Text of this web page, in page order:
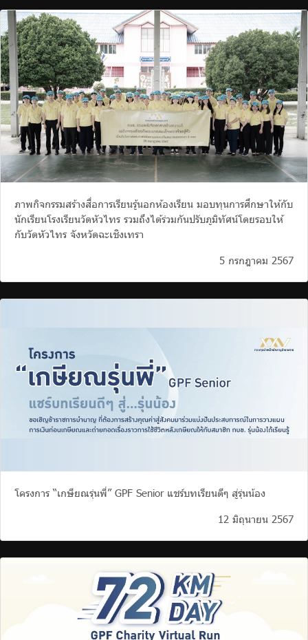
ภาพกิจกรรมสร้างสื่อการเรียนรู้นอกห้องเรียน มอบทุนการศึกษาให้กับ
นักเรียนโรงเรียนวัดหัวไทร รวมถึงได้ร่วมกันปรับภูมิทัศน์โดยรอบให้
กับวัดหัวไทร จังหวัดฉะเชิงเทรา
5 กรกฎาคม 2567
โครงการ “เกษียณรุ่นพี่” GPF Senior แชร์บทเรียนดีๆ สู่รุ่นน้อง
12 มิถุนายน 2567